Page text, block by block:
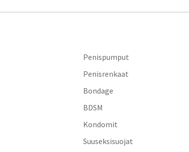
Penispumput
Penisrenkaat
Bondage
BDSM
Kondomit
Suuseksisuojat